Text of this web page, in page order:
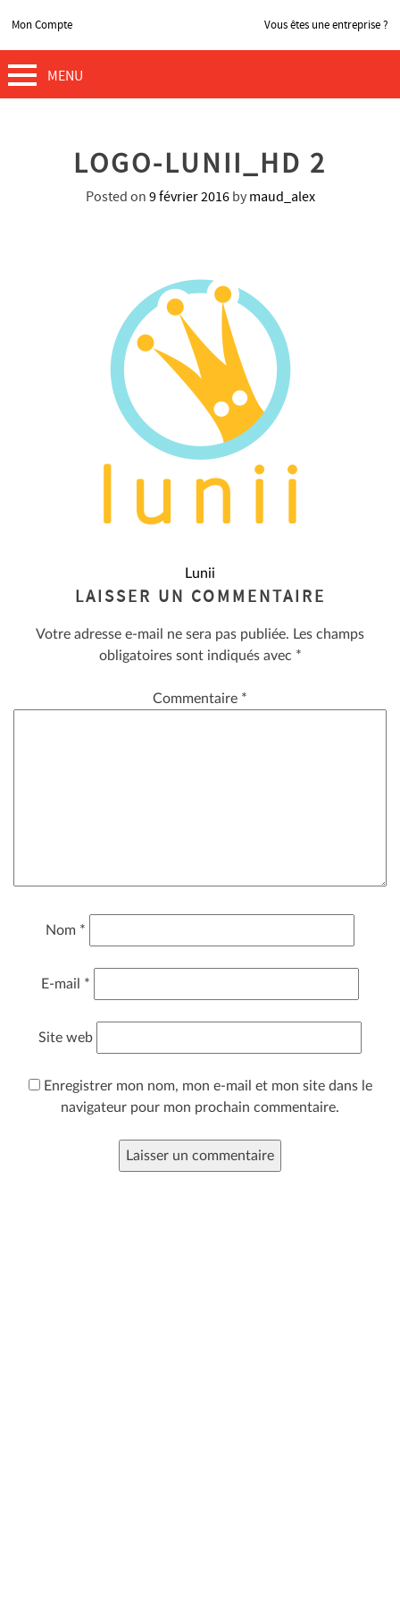
Mon Compte Vous êtes une entreprise ?
MENU
LOGO-LUNII_HD 2
Posted on 9 février 2016by maud_alex
L’ARTICLE
Lunii
LAISSER UN COMMENTAIRE
Votre adresse e-mail ne sera pas publiée. Les champs
obligatoires sont indiqués avec *
Commentaire *
Nom *
E-mail *
Site web
Enregistrer mon nom, mon e-mail et mon site dans le
navigateur pour mon prochain commentaire.